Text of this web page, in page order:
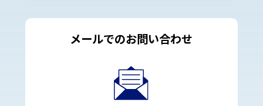
メールでのお問い合わせ